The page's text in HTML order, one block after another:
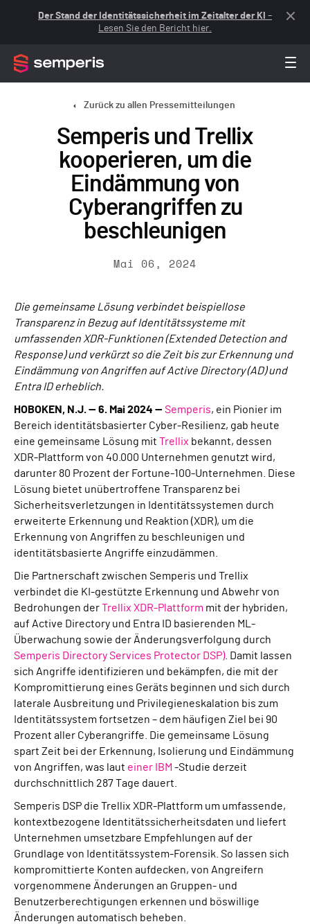
Der Stand der Identitätssicherheit im Zeitalter der KI –
Lesen Sie den Bericht hier.
Zurück zu allen Pressemitteilungen
Semperis und Trellix
kooperieren, um die
Eindämmung von
Cyberangriffen zu
beschleunigen
Mai 06, 2024
Die gemeinsame Lösung verbindet beispiellose
Transparenz in Bezug auf Identitätssysteme mit
umfassenden XDR-Funktionen (Extended Detection and
Response) und verkürzt so die Zeit bis zur Erkennung und
Eindämmung von Angriffen auf Active Directory (AD) und
Entra ID erheblich.
HOBOKEN, N.J.— 6. Mai 2024 — Semperis, ein Pionier im
Bereich identitätsbasierter Cyber-Resilienz, gab heute
eine gemeinsame Lösung mit Trellix bekannt, dessen
XDR-Plattform von 40.000 Unternehmen genutzt wird,
darunter 80 Prozent der Fortune-100-Unternehmen. Diese
Lösung bietet unübertroffene Transparenz bei
Sicherheitsverletzungen in Identitätssystemen durch
erweiterte Erkennung und Reaktion (XDR), um die
Erkennung von Angriffen zu beschleunigen und
identitätsbasierte Angriffe einzudämmen.
Die Partnerschaft zwischen Semperis und Trellix
verbindet die KI-gestützte Erkennung und Abwehr von
Bedrohungen derTrellix XDR-Plattform mit der hybriden,
auf Active Directory und Entra ID basierenden ML-
Überwachung sowie der Änderungsverfolgung durch
Semperis Directory Services Protector DSP). Damit lassen
sich Angriffe identifizieren und bekämpfen, die mit der
Kompromittierung eines Geräts beginnen und sich durch
laterale Ausbreitung und Privilegieneskalation bis zum
Identitätssystem fortsetzen – dem häufigen Ziel bei 90
Prozent aller Cyberangriffe. Die gemeinsame Lösung
spart Zeit bei der Erkennung, Isolierung und Eindämmung
von Angriffen, was laut einer IBM -Studie derzeit
durchschnittlich 287 Tage dauert.
Semperis DSP die Trellix XDR-Plattform um umfassende,
kontextbezogene Identitätssicherheitsdaten und liefert
Unternehmen umsetzbare Empfehlungen auf der
Grundlage von Identitätssystem-Forensik. So lassen sich
kompromittierte Konten aufdecken, von Angreifern
vorgenommene Änderungen an Gruppen- und
Benutzerberechtigungen erkennen und böswillige
Änderungen automatisch beheben.